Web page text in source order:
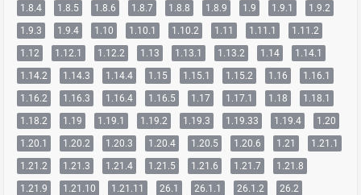
1.8.4
1.8.5 1.8.6 1.8.7 1.8.8 1.8.9 1.9 1.9.1
1.9.2
1.9.3
1.9.4 1.10 1.10.1 1.10.2 1.11 1.11.1
1.11.2
1.12
1.12.1 1.12.2 1.13 1.13.1 1.13.2 1.14
1.14.1
1.14.2
1.14.3 1.14.4 1.15 1.15.1 1.15.2 1.16
1.16.1
1.16.2
1.16.3 1.16.4 1.16.5 1.17 1.17.1 1.18
1.18.1
1.18.2
1.19 1.19.1 1.19.2 1.19.3 1.19.33 1.19.4
1.20
1.20.1
1.20.2 1.20.3 1.20.4 1.20.5 1.20.6 1.21
1.21.1
1.21.2
1.21.3 1.21.4 1.21.5 1.21.6 1.21.7
1.21.8
1.21.9
1.21.10 1.21.11 26.1 26.1.1 26.1.2 26.2